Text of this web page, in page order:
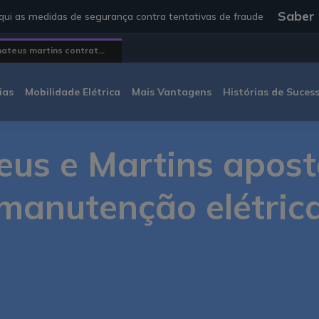
as medidas de segurança contra tentativas de fraude Saber
martins contrat...
Mobilidade Elétrica Mais Vantagens Histórias de
e Martins